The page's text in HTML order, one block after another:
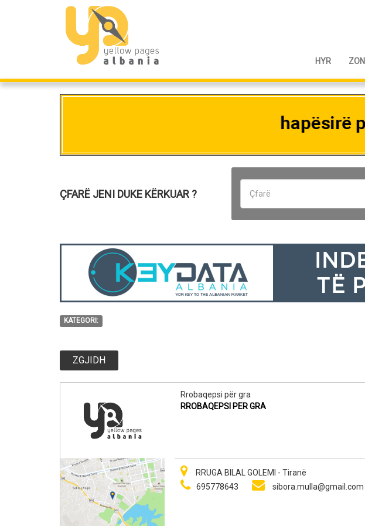
HYR
ÇFARË JENI DUKE KËRKUAR ?
KATEGORI:
ZGJIDH
Rrobaqepsi për gra
RROBAQEPSI PER GRA
RRUGA BILAL GOLEMI - Tiranë
695778643
sibora.mulla@gmail.com